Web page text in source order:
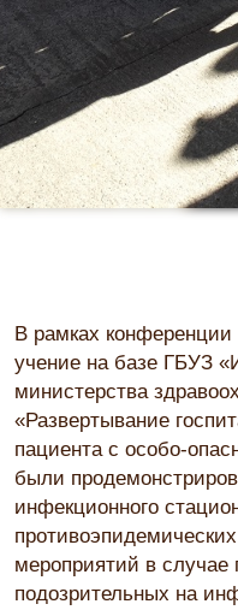
В рамках конференции
учение на базе ГБУЗ
министерства
«Развертывание
пациента с особо-
были
инфекционного
мероприятий в случае
подозрительных на